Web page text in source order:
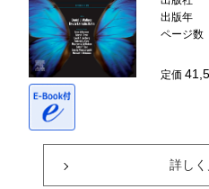
出版年
ページ数
定価
詳しく